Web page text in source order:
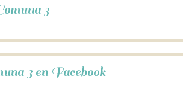
3
3 en Facebook